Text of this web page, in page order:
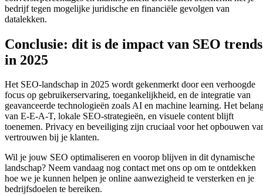
bedrijf tegen mogelijke juridische en financiële gevolgen van
datalekken.
Conclusie: dit is de impact van SEO trends
in 2025
Het SEO-landschap in 2025 wordt gekenmerkt door een verhoogde
focus op gebruikerservaring, toegankelijkheid, en de integratie van
geavanceerde technologieën zoals AI en machine learning. Het
van E-E-A-T, lokale SEO-strategieën, en visuele content blijft
toenemen. Privacy en beveiliging zijn cruciaal voor het opbouwen
vertrouwen bij je klanten.
Wil je jouw SEO optimaliseren en voorop blijven in dit dynamische
landschap? Neem vandaag nog contact met ons op om te ontdekken
hoe we je kunnen helpen je online aanwezigheid te versterken en je
bedrijfsdoelen te bereiken.